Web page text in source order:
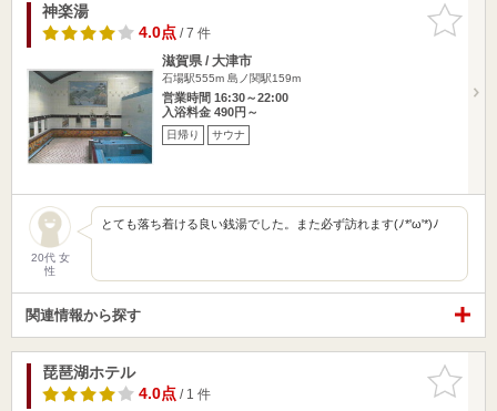
お気に入
りに追加
神楽湯
4.0点/ 7 件
滋賀県 / 大津市
石場駅555m 島ノ関駅159m
営業時間 16:30～22:00
入浴料金 490円～
日帰り サウナ
20代 女
性
とても落ち着ける良い銭湯でした。また必ず訪れます(ﾉ*'ω'*)ﾉ
関連情報から探す
お気に入
りに追加
琵琶湖ホテル
4.0点/ 1 件